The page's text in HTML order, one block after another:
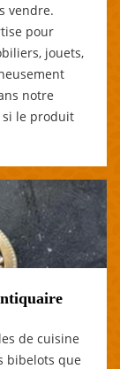
vendre.
pour
jouets,
notre
si le produit
de cuisine
bibelots que